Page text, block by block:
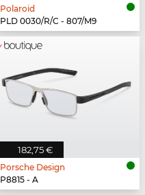
Polaroid
PLD 0030/R/C - 807/M9
182,75 €
Porsche Design
P8815 - A